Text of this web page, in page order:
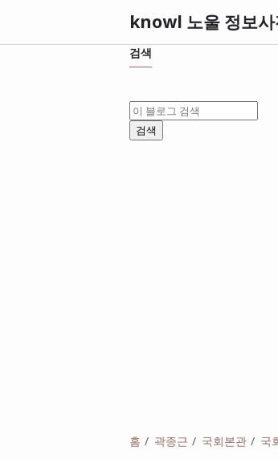
knowl 노울 정보사
검색
홈 곽종근 국회본관 국